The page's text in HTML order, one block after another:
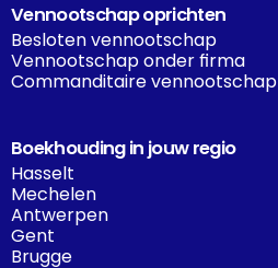
Vennootschap oprichten
Besloten vennootschap
Vennootschap onder firma
Commanditaire vennootschap
Boekhouding in jouw regio
Hasselt
Mechelen
Antwerpen
Gent
Brugge